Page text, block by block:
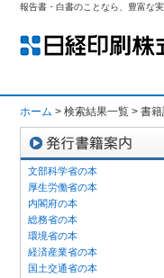
報告書・白書のことなら、豊富な
ホーム > 検索結果一覧 > 書籍
文部科学省の本
厚生労働省の本
内閣府の本
総務省の本
環境省の本
経済産業省の本
国土交通省の本